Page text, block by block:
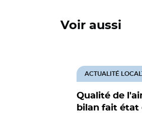
Voir aussi
Qualité de
bilan fait état
ACTUALITÉ